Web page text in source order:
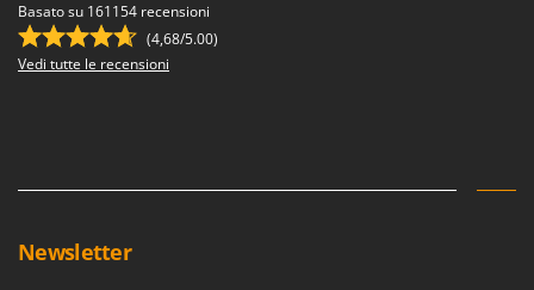
Mille
Minox
MOVA
MTD
Basato su 161154 recensioni
(4,68/5.00)
Vedi tutte le recensioni
Newsletter